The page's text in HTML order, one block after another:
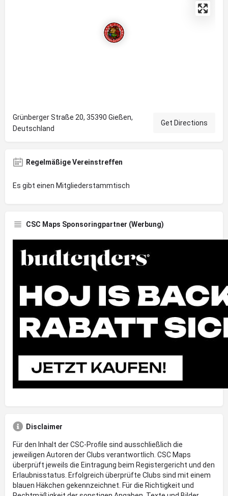
Grünberger Straße 20, 35390 Gießen,
Deutschland
Get Directions
Regelmäßige Vereinstreffen
Es gibt einen Mitgliederstammtisch
CSC Maps Sponsoringpartner (Werbung)
Disclaimer
Für den Inhalt der CSC-Profile sind ausschließlich die
jeweiligen Autoren der Clubs verantwortlich. CSC Maps
überprüft jeweils die Eintragung beim Registergericht und den
Erlaubnisstatus. Erfolgreich überprüfte Clubs sind mit einem
blauen Häkchen gekennzeichnet. Für die Richtigkeit und